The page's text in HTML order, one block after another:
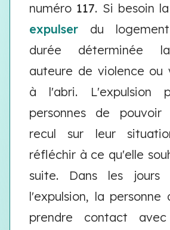
numéro 117. Si besoin
expulser du
durée déterminée
auteure de violence ou
à l'abri. L'expulsion
personnes de pouvoir
recul sur leur
réfléchir à ce qu'elle
suite. Dans les jours
l'expulsion, la personne
prendre contact